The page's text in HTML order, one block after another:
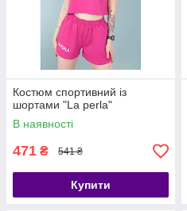
Костюм спортивний із
шортами "La perla"
В наявності
471 ₴ 541 ₴
Купити